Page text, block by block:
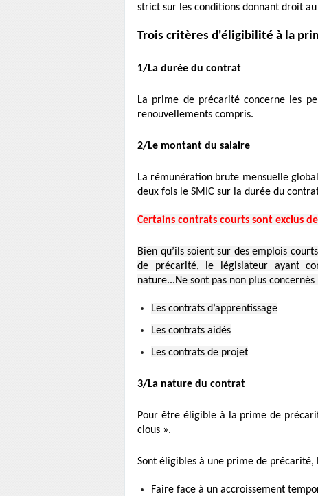
strict sur les conditions donnant droit
Trois critères d'éligibilité à la
1/La durée du contrat
La prime de précarité concerne les
renouvellements compris.
2/Le montant du salaire
La rémunération brute mensuelle
deux fois le SMIC sur la durée du
Certains contrats courts sont exclus
Bien qu’ils soient sur des emplois
de précarité, le législateur ayant
nature...Ne sont pas non plus
Les contrats d’apprentissage
Les contrats aidés
Les contrats de projet
3/La nature du contrat
Pour être éligible à la prime de
clous ».
Sont éligibles à une prime de précarité,
Faire face à un accroissement